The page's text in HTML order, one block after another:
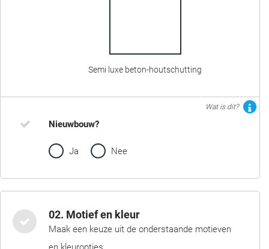
Semi luxe beton-houtschutting
Wat is dit?
Nieuwbouw?
Ja Nee
02. Motief en kleur
Maak een keuze uit de onderstaande motieven